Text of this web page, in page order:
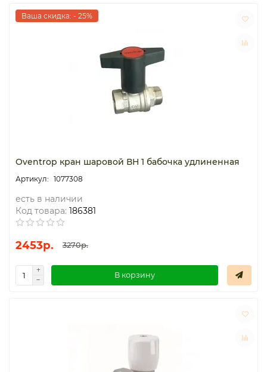
Ваша скидка: - 25%
Oventrop кран шаровой ВН 1 бабочка удлиненная
1077308
есть в наличии
Код товара: 186381
2453р. 3270р.
В корзину